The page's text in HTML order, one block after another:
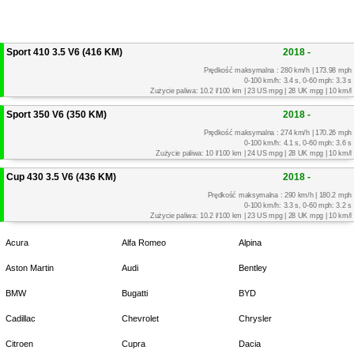
Sport 410 3.5 V6 (416 KM) 2018 -
Prędkość maksymalna : 280 km/h | 173.98 mph
0-100 km/h: 3.4 s, 0-60 mph: 3.3 s
Zużycie paliwa: 10.2 l/100 km | 23 US mpg | 28 UK mpg | 10 km/l
Sport 350 V6 (350 KM) 2018 -
Prędkość maksymalna : 274 km/h | 170.26 mph
0-100 km/h: 4.1 s, 0-60 mph: 3.6 s
Zużycie paliwa: 10 l/100 km | 24 US mpg | 28 UK mpg | 10 km/l
Cup 430 3.5 V6 (436 KM) 2018 -
Prędkość maksymalna : 290 km/h | 180.2 mph
0-100 km/h: 3.3 s, 0-60 mph: 3.2 s
Zużycie paliwa: 10.2 l/100 km | 23 US mpg | 28 UK mpg | 10 km/l
Acura Alfa Romeo Alpina
Aston Martin Audi Bentley
BMW Bugatti BYD
Cadillac Chevrolet Chrysler
Citroen Cupra Dacia